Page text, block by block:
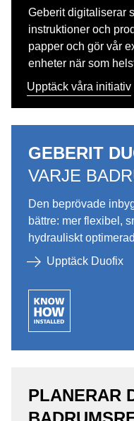
Geberit digitaliserar
instruktioner och
papper och gör vår
enheter när som
Upptäck våra initiativ
GEBERIT
VARJE
Den beprövade
bättre: mer flexibel,
hydrauliskt
Upptäck Duofix
PLANERAR